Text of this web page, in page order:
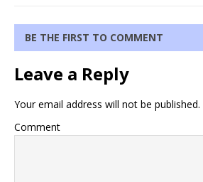
BE THE FIRST TO COMMENT
Leave a Reply
Your email address will not be published.
Comment